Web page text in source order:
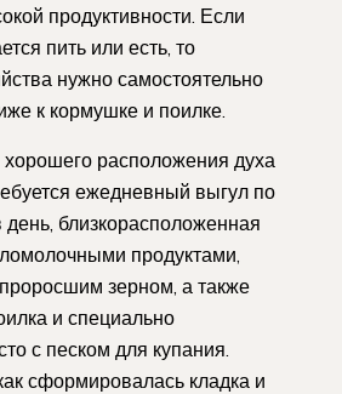
продуктивности. Если
пить или есть, то
нужно самостоятельно
к кормушке и поилке.
расположения духа
ежедневный выгул по
день, близкорасположенная
продуктами,
зерном, а также
и специально
с песком для купания.
сформировалась кладка и